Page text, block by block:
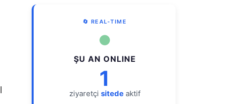
🔄 REAL-TIME
●
ŞU AN ONLINE
1
ziyaretçi sitedeaktif